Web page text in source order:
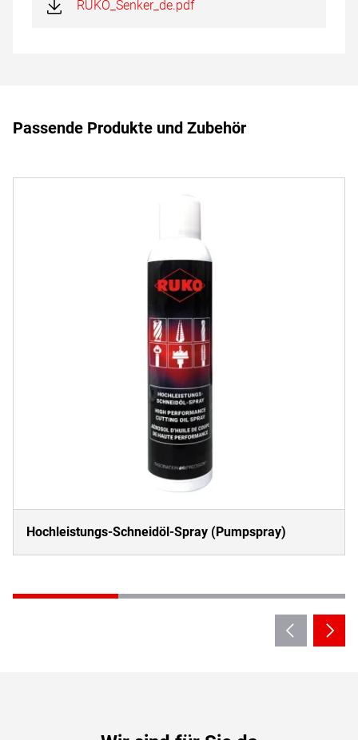
RUKO_Senker_de.pdf
Passende Produkte und Zubehör
Hochleistungs-Schneidöl-Spray (Pumpspray)